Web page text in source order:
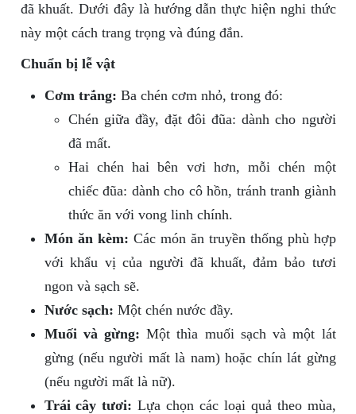
đã khuất. Dưới đây là hướng dẫn thực hiện nghi thức
này một cách trang trọng và đúng đắn.
Chuẩn bị lễ vật
Cơm trắng: Ba chén cơm nhỏ, trong đó:
Chén giữa đầy, đặt đôi đũa: dành cho người
đã mất.
Hai chén hai bên vơi hơn, mỗi chén một
chiếc đũa: dành cho cô hồn, tránh tranh giành
thức ăn với vong linh chính.
Món ăn kèm: Các món ăn truyền thống phù hợp
với khẩu vị của người đã khuất, đảm bảo tươi
ngon và sạch sẽ.
Nước sạch: Một chén nước đầy.
Muối và gừng: Một thìa muối sạch và một lát
gừng (nếu người mất là nam) hoặc chín lát gừng
(nếu người mất là nữ).
Trái cây tươi: Lựa chọn các loại quả theo mùa,